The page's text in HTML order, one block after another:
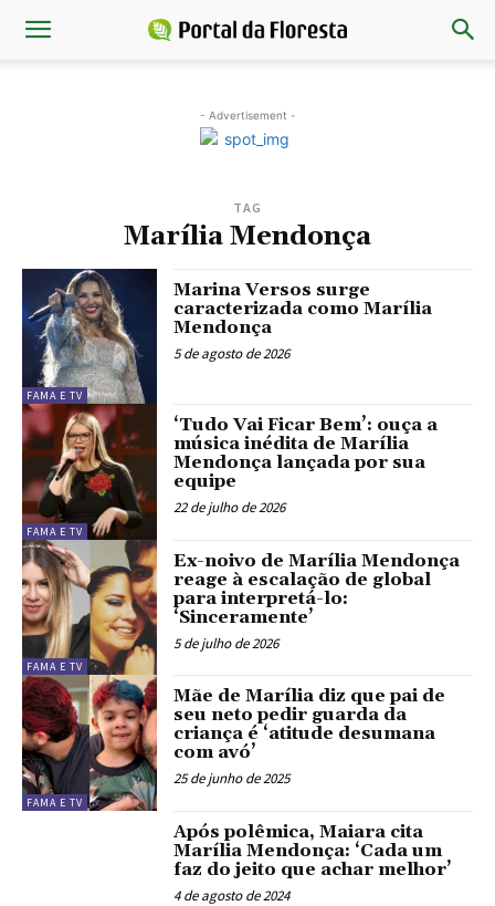
- Advertisement -
TAG
Marília Mendonça
FAMA E TV
Marina Versos surge
caracterizada como Marília
Mendonça
5 de agosto de 2026
FAMA E TV
‘Tudo Vai Ficar Bem’: ouça a
música inédita de Marília
Mendonça lançada por sua
equipe
22 de julho de 2026
FAMA E TV
Ex-noivo de Marília Mendonça
reage à escalação de global
para interpretá-lo:
‘Sinceramente’
5 de julho de 2026
FAMA E TV
Mãe de Marília diz que pai de
seu neto pedir guarda da
criança é ‘atitude desumana
com avó’
25 de junho de 2025
Após polêmica, Maiara cita
Marília Mendonça: ‘Cada um
faz do jeito que achar melhor’
4 de agosto de 2024